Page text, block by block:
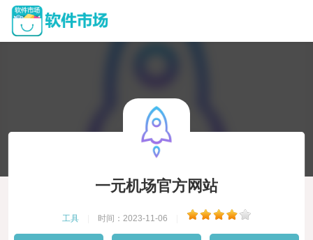
一元机场官方网站
工具 时间：2023-11-06